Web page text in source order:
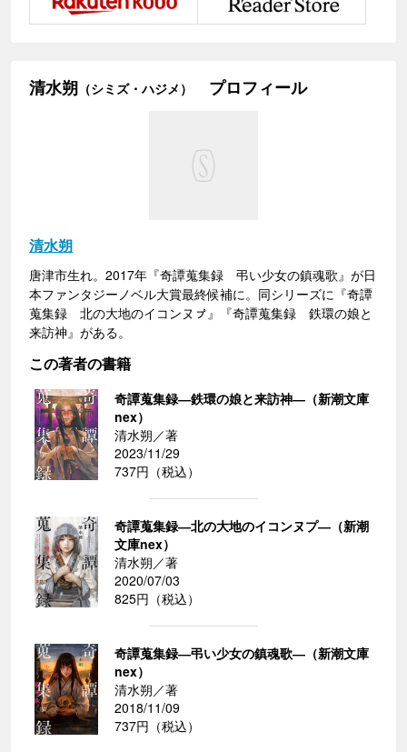
清水朔 （シミズ・ハジメ） プロフィール
清水朔
唐津市生れ。2017年『奇譚蒐集録 弔い少女の鎮魂歌』が日
本ファンタジーノベル大賞最終候補に。同シリーズに『奇譚
蒐集録 北の大地のイコンヌㇷ゚』『奇譚蒐集録 鉄環の娘と
来訪神』がある。
この著者の書籍
奇譚蒐集録―鉄環の娘と来訪神―（新潮文庫
nex）
清水朔／著
2023/11/29
737円（税込）
奇譚蒐集録―北の大地のイコンヌプ―（新潮
文庫nex）
清水朔／著
2020/07/03
825円（税込）
奇譚蒐集録―弔い少女の鎮魂歌―（新潮文庫
nex）
清水朔／著
2018/11/09
737円（税込）